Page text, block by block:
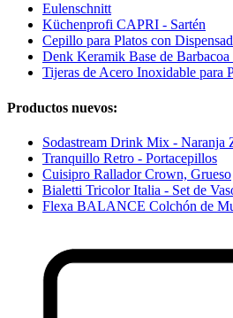
Eulenschnitt
Küchenprofi CAPRI - Sartén
Cepillo para Platos con
Denk Keramik Base de Barbacoa
Tijeras de Acero Inoxidable para
Productos nuevos:
Sodastream Drink Mix - Naranja
Tranquillo Retro - Portacepillos
Cuisipro Rallador Crown, Grueso
Bialetti Tricolor Italia - Set de
Flexa BALANCE Colchón de